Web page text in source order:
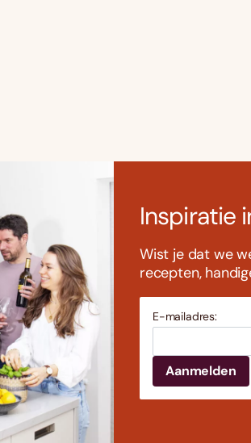
Inspiratie
Wist je dat we
recepten,
E-mailadres: